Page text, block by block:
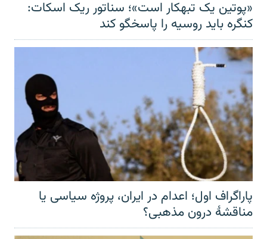
«پوتین یک تبهکار است»؛ سناتور ریک اسکات:
کنگره باید روسیه را پاسخگو کند
پاراگراف اول؛ اعدام در ایران، پروژه سیاسی یا
مناقشهٔ درون مذهبی؟